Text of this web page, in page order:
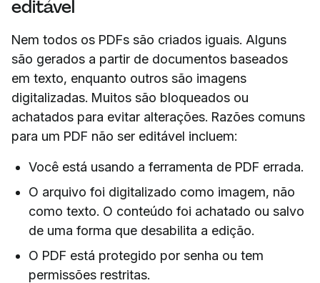
editável
Nem todos os PDFs são criados iguais. Alguns
são gerados a partir de documentos baseados
em texto, enquanto outros são imagens
digitalizadas. Muitos são bloqueados ou
achatados para evitar alterações. Razões comuns
para um PDF não ser editável incluem:
Você está usando a ferramenta de PDF errada.
O arquivo foi digitalizado como imagem, não
como texto. O conteúdo foi achatado ou salvo
de uma forma que desabilita a edição.
O PDF está protegido por senha ou tem
permissões restritas.